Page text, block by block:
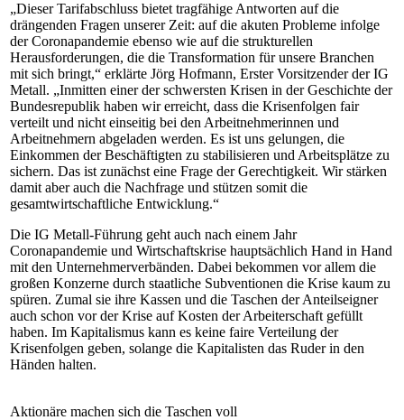
„Dieser Tarifabschluss bietet tragfähige Antworten auf die
drängenden Fragen unserer Zeit: auf die akuten Probleme infolge
der Coronapandemie ebenso wie auf die strukturellen
Herausforderungen, die die Transformation für unsere Branchen
mit sich bringt,“ erklärte Jörg Hofmann, Erster Vorsitzender der IG
Metall. „Inmitten einer der schwersten Krisen in der Geschichte der
Bundesrepublik haben wir erreicht, dass die Krisenfolgen fair
verteilt und nicht einseitig bei den Arbeitnehmerinnen und
Arbeitnehmern abgeladen werden. Es ist uns gelungen, die
Einkommen der Beschäftigten zu stabilisieren und Arbeitsplätze zu
sichern. Das ist zunächst eine Frage der Gerechtigkeit. Wir stärken
damit aber auch die Nachfrage und stützen somit die
gesamtwirtschaftliche Entwicklung.“
Die IG Metall-Führung geht auch nach einem Jahr
Coronapandemie und Wirtschaftskrise hauptsächlich Hand in Hand
mit den Unternehmerverbänden. Dabei bekommen vor allem die
großen Konzerne durch staatliche Subventionen die Krise kaum zu
spüren. Zumal sie ihre Kassen und die Taschen der Anteilseigner
auch schon vor der Krise auf Kosten der Arbeiterschaft gefüllt
haben. Im Kapitalismus kann es keine faire Verteilung der
Krisenfolgen geben, solange die Kapitalisten das Ruder in den
Händen halten.
Aktionäre machen sich die Taschen voll